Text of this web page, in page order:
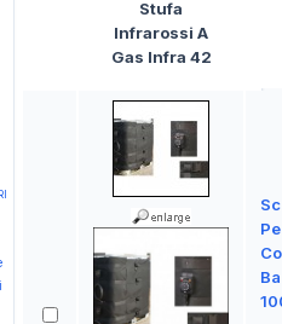
Stufa
Infrarossi A
Gas Infra 42